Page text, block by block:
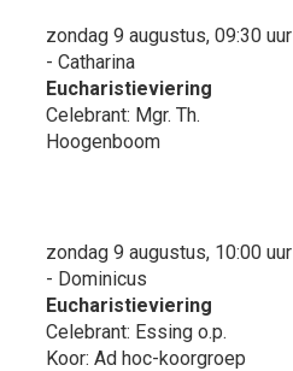
zondag 9 augustus, 09:30 uur
- Catharina
Eucharistieviering
Celebrant: Mgr. Th.
Hoogenboom
zondag 9 augustus, 10:00 uur
- Dominicus
Eucharistieviering
Celebrant: Essing o.p.
Koor: Ad hoc-koorgroep